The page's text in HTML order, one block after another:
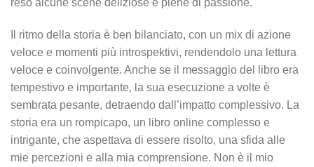
Il ritmo della storia è ben bilanciato, con un mix di azione
veloce e momenti più introspektivi, rendendolo una lettura
veloce e coinvolgente. Anche se il messaggio del libro era
tempestivo e importante, la sua esecuzione a volte è
sembrata pesante, detraendo dall’impatto complessivo. La
storia era un rompicapo, un libro online complesso e
intrigante, che aspettava di essere risolto, una sfida alle
mie percezioni e alla mia comprensione. Non è il mio